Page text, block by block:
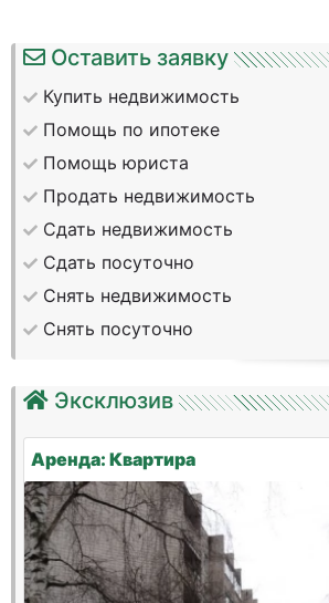
Оставить заявку
Купить недвижимость
Помощь по ипотеке
Помощь юриста
Продать недвижимость
Сдать недвижимость
Сдать посуточно
Снять недвижимость
Снять посуточно
Эксклюзив
Аренда: Квартира